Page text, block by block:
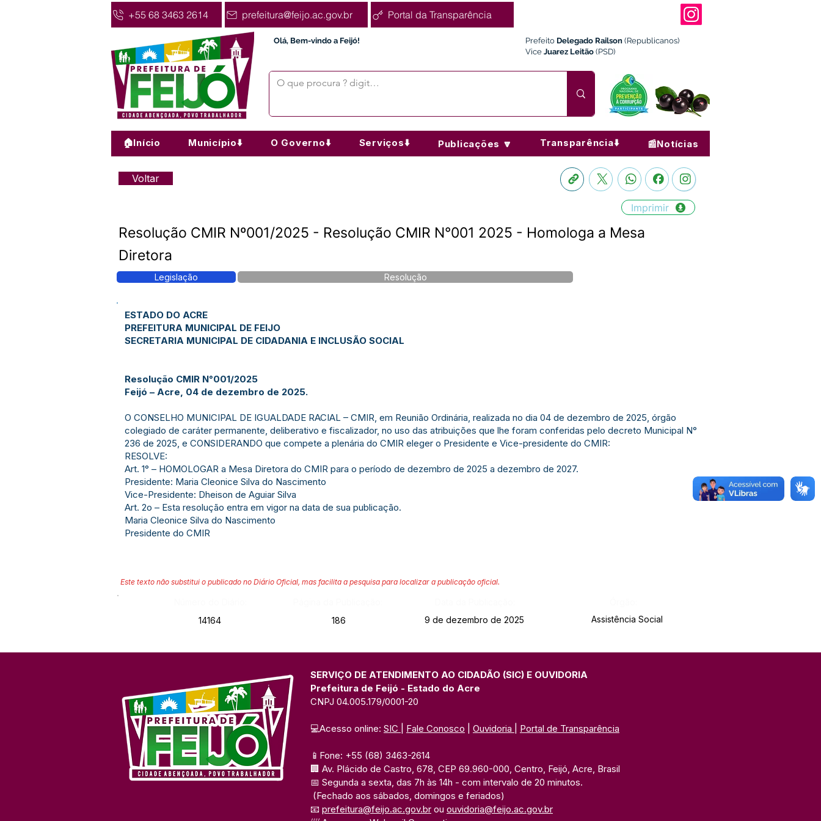
+55 68 3463 2614 prefeitura@feijo.ac.gov.br Portal da Transparência
Olá, Bem-vindo a Feijó! Prefeito Delegado Railson (Republicanos)
Vice Juarez Leitão (PSD)
🏠Início Município⬇️ O Governo⬇️ Serviços⬇️ Publicações 🔽 Transparência⬇️ 📰Notícias
Voltar
Imprimir
Resolução CMIR Nº001/2025 - Resolução CMIR N°001 2025 - Homologa a Mesa
Diretora
Legislação Resolução
ESTADO DO ACRE
PREFEITURA MUNICIPAL DE FEIJO
SECRETARIA MUNICIPAL DE CIDADANIA E INCLUSÃO SOCIAL
Resolução CMIR N°001/2025
Feijó – Acre, 04 de dezembro de 2025.
O CONSELHO MUNICIPAL DE IGUALDADE RACIAL – CMIR, em Reunião Ordinária, realizada no dia 04 de dezembro de 2025, órgão
colegiado de caráter permanente, deliberativo e fiscalizador, no uso das atribuições que lhe foram conferidas pelo decreto Municipal N°
236 de 2025, e CONSIDERANDO que compete a plenária do CMIR eleger o Presidente e Vice-presidente do CMIR:
RESOLVE:
Art. 1° – HOMOLOGAR a Mesa Diretora do CMIR para o período de dezembro de 2025 a dezembro de 2027.
Presidente: Maria Cleonice Silva do Nascimento
Vice-Presidente: Dheison de Aguiar Silva
Art. 2o – Esta resolução entra em vigor na data de sua publicação.
Maria Cleonice Silva do Nascimento
Presidente do CMIR
Este texto não substitui o publicado no Diário Oficial, mas facilita a pesquisa para localizar a publicação oficial.
14164
186 9 de dezembro de 2025 Assistência Social
SERVIÇO DE ATENDIMENTO AO CIDADÃO (SIC) E OUVIDORIA
Prefeitura de Feijó - Estado do Acre
CNPJ 04.005.179/0001-20
💻Acesso online: SIC Fale Conosco Ouvidoria Portal de Transparência
📱Fone: +55 (68) 3463-2614
🏢 Av. Plácido de Castro, 678, CEP 69.960-000, Centro, Feijó, Acre, Brasil
📅 Segunda a sexta, das 7h às 14h - com intervalo de 20 minutos.
(Fechado aos sábados, domingos e feriados)
📧 prefeitura@feijo.ac.gov.br ou ouvidoria@feijo.ac.gov.br